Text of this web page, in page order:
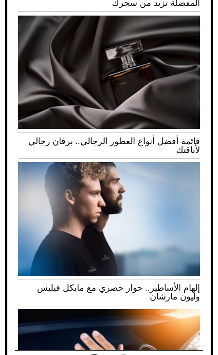
المفضلة تزيد من سحرك
قائمة أفضل أنواع العطور الرجالي.. برفان رجالي
لأناقتك
إلهام الأساطير.. حوار حصري مع مايكل فيلبس
وليون مارشان